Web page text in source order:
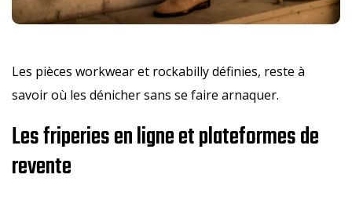
Les pièces workwear et rockabilly définies, reste à
savoir où les dénicher sans se faire arnaquer.
Les friperies en ligne et plateformes de
revente